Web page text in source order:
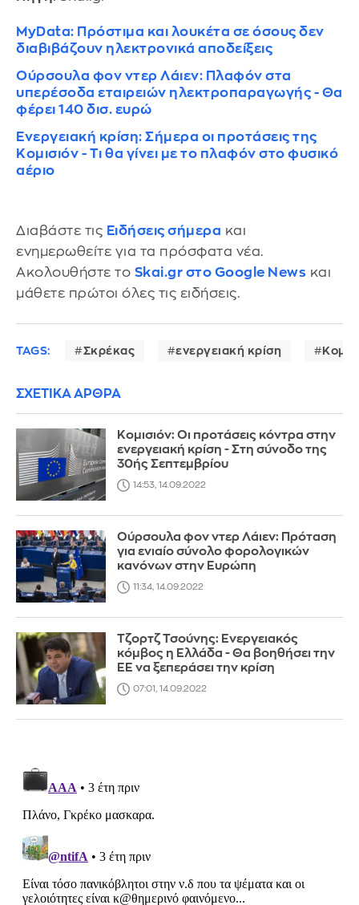
MyData: Πρόστιμα και λουκέτα σε όσους δεν
διαβιβάζουν ηλεκτρονικά αποδείξεις
Ούρσουλα φον ντερ Λάιεν: Πλαφόν στα
υπερέσοδα εταιρειών ηλεκτροπαραγωγής - Θα
φέρει 140 δισ. ευρώ
Ενεργειακή κρίση: Σήμερα οι προτάσεις της
Κομισιόν - Τι θα γίνει με το πλαφόν στο φυσικό
αέριο
Διαβάστε τις Ειδήσεις σήμερα και
ενημερωθείτε για τα πρόσφατα νέα.
Ακολουθήστε το Skai.gr στο Google News και
μάθετε πρώτοι όλες τις ειδήσεις.
TAGS: Σκρέκας ενεργειακή κρίση
ΣΧΕΤΙΚΑ ΑΡΘΡΑ
Κομισιόν: Οι προτάσεις κόντρα στην
ενεργειακή κρίση - Στη σύνοδο της
30ής Σεπτεμβρίου
14:53, 14.09.2022
Ούρσουλα φον ντερ Λάιεν: Πρόταση
για ενιαίο σύνολο φορολογικών
κανόνων στην Ευρώπη
11:34, 14.09.2022
Τζορτζ Τσούνης: Ενεργειακός
κόμβος η Ελλάδα - Θα βοηθήσει την
ΕΕ να ξεπεράσει την κρίση
07:01, 14.09.2022